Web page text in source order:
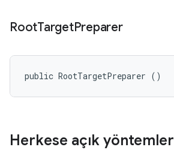
RootTargetPreparer
public RootTargetPreparer ()
Herkese açık yöntemler